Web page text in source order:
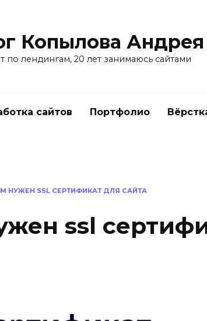
Копылова Андрея
по лендингам, 20 лет занимаюсь сайтами
сайтов Портфолио
НУЖЕН SSL СЕРТИФИКАТ ДЛЯ САЙТА
ssl